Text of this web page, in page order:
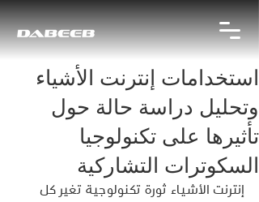
استخدامات إنترنت الأشياء
وتحليل دراسة حالة حول
تأثيرها على تكنولوجيا
السكوترات التشاركية
إنترنت الأشياء ثورة تكنولوجية تغير كل